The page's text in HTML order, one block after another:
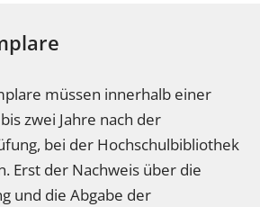
müssen innerhalb einer
zwei Jahre nach der
bei der Hochschulbibliothek
Erst der Nachweis über die
und die Abgabe der